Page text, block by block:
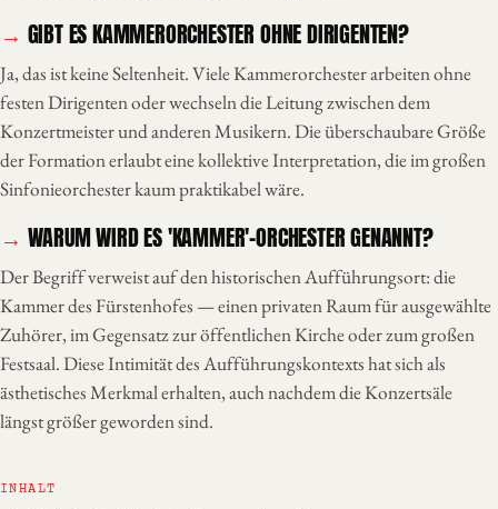
GIBT ES KAMMERORCHESTER OHNE DIRIGENTEN?
Ja, das ist keine Seltenheit. Viele Kammerorchester arbeiten ohne
festen Dirigenten oder wechseln die Leitung zwischen dem
Konzertmeister und anderen Musikern. Die überschaubare Größe
der Formation erlaubt eine kollektive Interpretation, die im großen
Sinfonieorchester kaum praktikabel wäre.
WARUM WIRD ES 'KAMMER'-ORCHESTER GENANNT?
Der Begriff verweist auf den historischen Aufführungsort: die
Kammer des Fürstenhofes — einen privaten Raum für ausgewählte
Zuhörer, im Gegensatz zur öffentlichen Kirche oder zum großen
Festsaal. Diese Intimität des Aufführungskontexts hat sich als
ästhetisches Merkmal erhalten, auch nachdem die Konzertsäle
längst größer geworden sind.
INHALT